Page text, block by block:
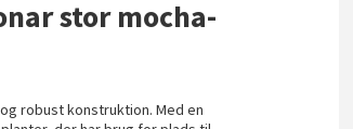
stor mocha-
robust konstruktion. Med en